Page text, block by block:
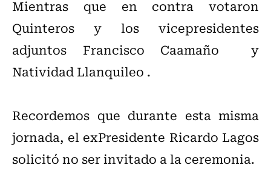
Mientras que en contra votaron
Quinteros y los vicepresidentes
adjuntos Francisco Caamaño y
Natividad Llanquileo .
Recordemos que durante esta misma
jornada, el exPresidente Ricardo Lagos
solicitó no ser invitado a la ceremonia.